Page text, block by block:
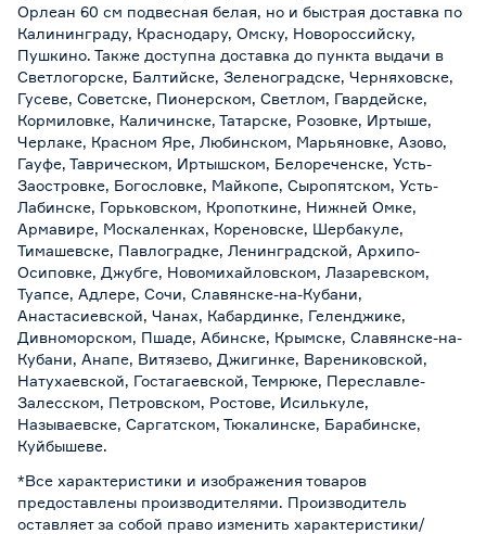
Орлеан 60 см подвесная белая, но и быстрая доставка по
Калининграду, Краснодару, Омску, Новороссийску,
Пушкино. Также доступна доставка до пункта выдачи в
Светлогорске, Балтийске, Зеленоградске, Черняховске,
Гусеве, Советске, Пионерском, Светлом, Гвардейске,
Кормиловке, Каличинске, Татарске, Розовке, Иртыше,
Черлаке, Красном Яре, Любинском, Марьяновке, Азово,
Гауфе, Таврическом, Иртышском, Белореченске, Усть-
Заостровке, Богословке, Майкопе, Сыропятском, Усть-
Лабинске, Горьковском, Кропоткине, Нижней Омке,
Армавире, Москаленках, Кореновске, Шербакуле,
Тимашевске, Павлоградке, Ленинградской, Архипо-
Осиповке, Джубге, Новомихайловском, Лазаревском,
Туапсе, Адлере, Сочи, Славянске-на-Кубани,
Анастасиевской, Чанах, Кабардинке, Геленджике,
Дивноморском, Пшаде, Абинске, Крымске, Славянске-на-
Кубани, Анапе, Витязево, Джигинке, Варениковской,
Натухаевской, Гостагаевской, Темрюке, Переславле-
Залесском, Петровском, Ростове, Исилькуле,
Называевске, Саргатском, Тюкалинске, Барабинске,
Куйбышеве.
*Все характеристики и изображения товаров
предоставлены производителями. Производитель
оставляет за собой право изменить характеристики/